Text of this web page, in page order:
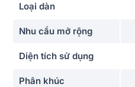
Loại dàn
Nhu cầu mở rộng
Diện tích sử dụng
Phân khúc